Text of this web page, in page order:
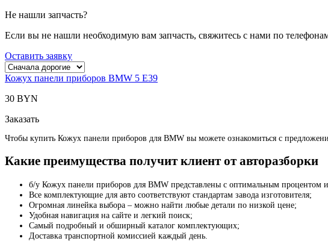
Не нашли запчасть?
Если вы не нашли необходимую вам запчасть, свяжитесь с нами по
Оставить заявку
Кожух панели приборов BMW 5 E39
30 BYN
Заказать
Чтобы купить Кожух панели приборов для BMW вы можете ознакомиться с
Какие преимущества получит клиент от авторазборки
б/у Кожух панели приборов для BMW представлены с оптимальным процентом
Все комплектующие для авто соответствуют стандартам завода изготовителя;
Огромная линейка выбора – можно найти любые детали по низкой цене;
Удобная навигация на сайте и легкий поиск;
Самый подробный и обширный каталог комплектующих;
Доставка транспортной комиссией каждый день.